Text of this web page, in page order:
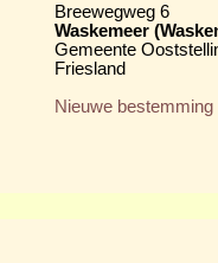
Breewegweg 6
Waskemeer
Gemeente
Friesland
Nieuwe bestemming